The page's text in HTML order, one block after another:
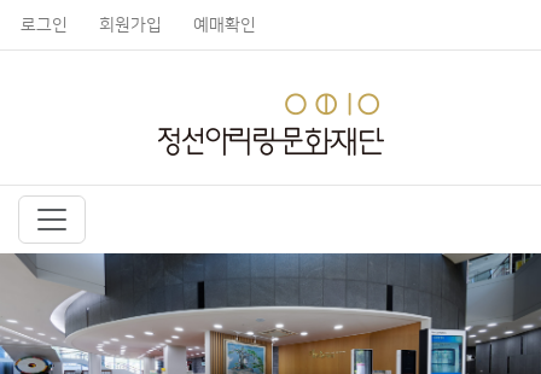
로그인 회원가입 예매확인